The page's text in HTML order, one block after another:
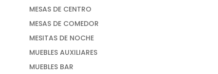
MESAS DE CENTRO
MESAS DE COMEDOR
MESITAS DE NOCHE
MUEBLES AUXILIARES
MUEBLES BAR